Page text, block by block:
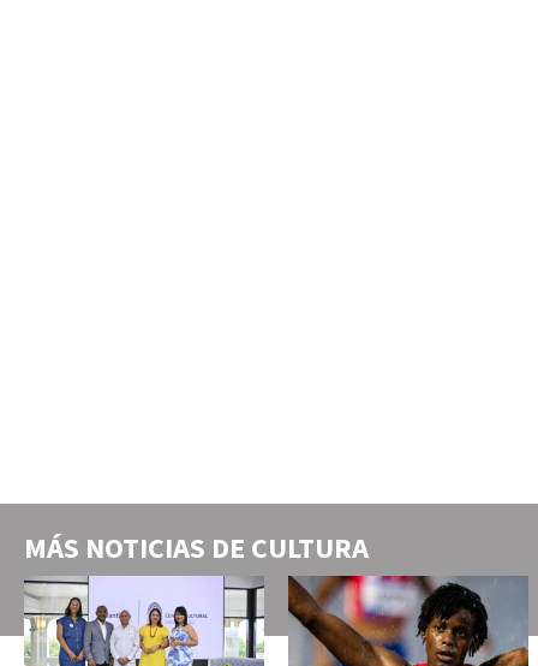
MÁS NOTICIAS DE CULTURA